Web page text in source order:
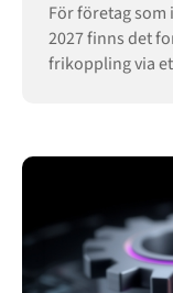
För företag som
2027 finns det
frikoppling via